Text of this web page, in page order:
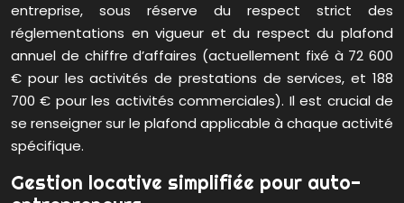
entreprise, sous réserve du respect strict des
réglementations en vigueur et du respect du plafond
annuel de chiffre d’affaires (actuellement fixé à 72 600
€ pour les activités de prestations de services, et 188
700 € pour les activités commerciales). Il est crucial de
se renseigner sur le plafond applicable à chaque activité
spécifique.
Gestion locative simplifiée pour auto-